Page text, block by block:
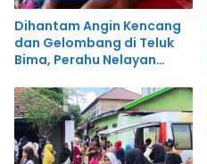
Dihantam Angin Kencang
dan Gelombang di Teluk
Bima, Perahu Nelayan